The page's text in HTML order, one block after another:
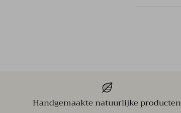
Handgemaakte natuurlijke producten